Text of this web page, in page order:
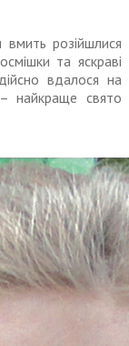
вмить розійшлися
та яскраві
вдалося на
найкраще свято